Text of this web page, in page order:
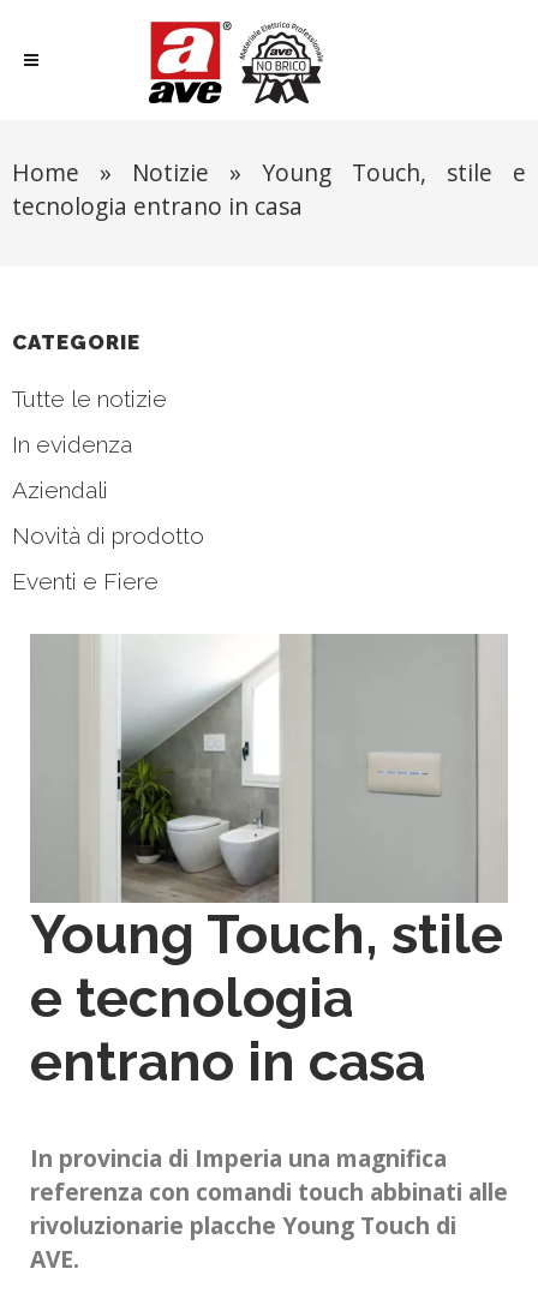
Home » Notizie » Young Touch, stile e
tecnologia entrano in casa
CATEGORIE
Tutte le notizie
In evidenza
Aziendali
Novità di prodotto
Eventi e Fiere
Young Touch, stile
e tecnologia
entrano in casa
In provincia di Imperia una magnifica
referenza con comandi touch abbinati alle
rivoluzionarie placche Young Touch di
AVE.